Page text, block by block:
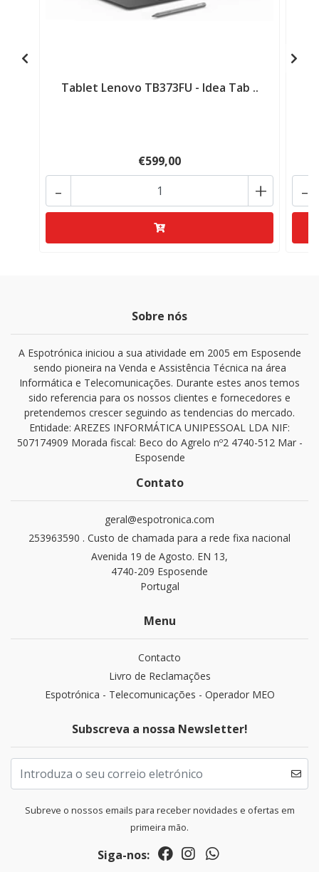
Tablet Lenovo TB373FU - Idea Tab ..
€599,00
+
- -
Sobre nós
A Espotrónica iniciou a sua atividade em 2005 em Esposende
sendo pioneira na Venda e Assistência Técnica na área
Informática e Telecomunicações. Durante estes anos temos
sido referencia para os nossos clientes e fornecedores e
pretendemos crescer seguindo as tendencias do mercado.
Entidade: AREZES INFORMÁTICA UNIPESSOAL LDA NIF:
507174909 Morada fiscal: Beco do Agrelo nº2 4740-512 Mar -
Esposende
Contato
geral@espotronica.com
253963590 . Custo de chamada para a rede fixa nacional
Avenida 19 de Agosto. EN 13,
4740-209 Esposende
Portugal
Menu
Contacto
Livro de Reclamações
Espotrónica - Telecomunicações - Operador MEO
Subscreva a nossa Newsletter!
Subreve o nossos emails para receber novidades e ofertas em
primeira mão.
Siga-nos: